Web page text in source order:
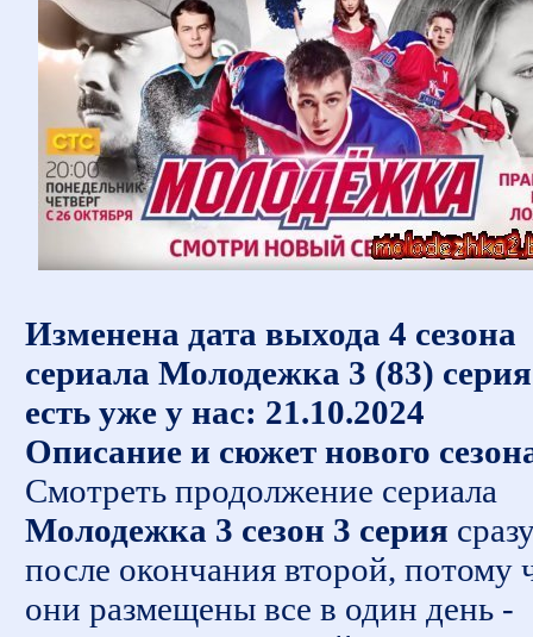
Изменена дата выхода 4 сезона
сериала Молодежка 3 (83) серия
есть уже у нас: 21.10.2024
Описание и сюжет нового
Смотреть продолжение сериала
Молодежка 3 сезон 3 серия
после окончания второй, потому
они размещены все в один день -